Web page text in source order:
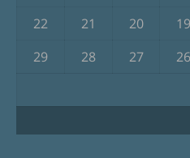
19
20
21
22
26
27
28
29